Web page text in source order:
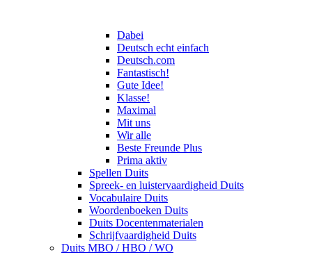
Dabei
Deutsch echt einfach
Deutsch.com
Fantastisch!
Gute Idee!
Klasse!
Maximal
Mit uns
Wir alle
Beste Freunde Plus
Prima aktiv
Spellen Duits
Spreek- en luistervaardigheid Duits
Vocabulaire Duits
Woordenboeken Duits
Duits Docentenmaterialen
Schrijfvaardigheid Duits
Duits MBO / HBO / WO